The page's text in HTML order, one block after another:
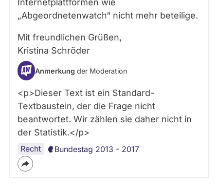
Internetplattformen wie
„Abgeordnetenwatch“ nicht mehr beteilige.
Mit freundlichen Grüßen,
Kristina Schröder
Anmerkung der Moderation
<p>Dieser Text ist ein Standard-
Textbaustein, der die Frage nicht
beantwortet. Wir zählen sie daher nicht in
der Statistik.</p>
Recht Bundestag 2013 - 2017